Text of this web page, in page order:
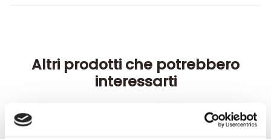
Altri prodotti che potrebbero
interessarti
-42%